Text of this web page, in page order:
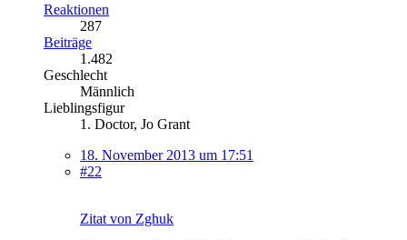
Reaktionen
287
Beiträge
1.482
Geschlecht
Männlich
Lieblingsfigur
1. Doctor, Jo Grant
18. November 2013 um 17:51
#22
Zitat von Zghuk